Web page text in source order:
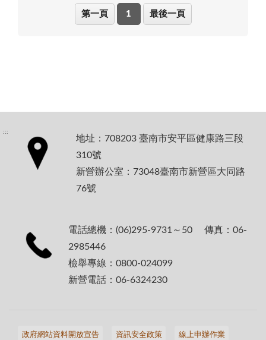
第一頁 1 最後一頁
:::
地址：708203 臺南市安平區健康路三段
310號
新營辦公室：73048臺南市新營區大同路
76號
電話總機：(06)295-9731～50 傳真：06-
2985446
檢舉專線：0800-024099
新營電話：06-6324230
政府網站資料開放宣告 資訊安全政策 線上申辦作業